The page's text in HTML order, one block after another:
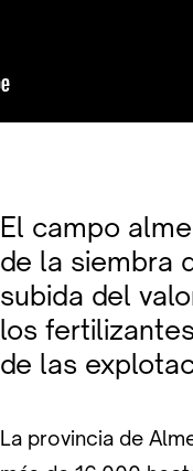
El campo
de la siembra
subida del
los
de las
La provincia de